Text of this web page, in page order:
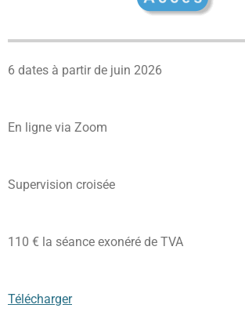
6 dates à partir de juin 2026
En ligne via Zoom
Supervision croisée
110 € la séance exonéré de TVA
Télécharger